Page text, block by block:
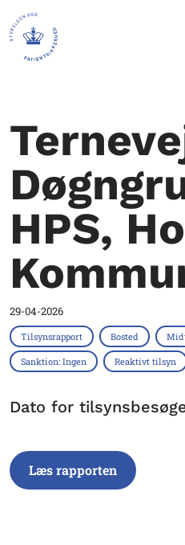
HPS,
29-04-2026
Tilsynsrapport Bosted
Sanktion: Ingen Reaktivt tilsyn
Dato for
Læs rapporten